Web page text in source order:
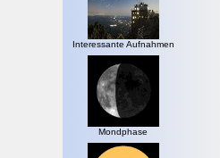
Interessante Aufnahmen
Mondphase